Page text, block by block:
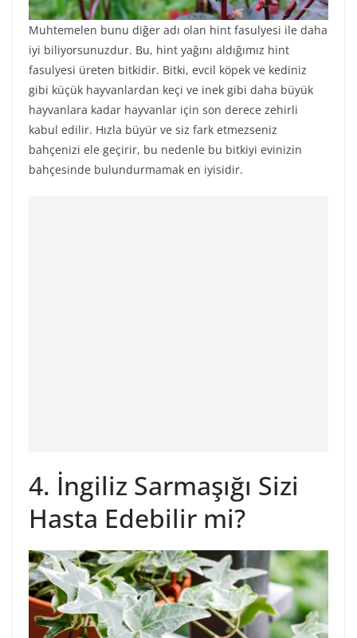
Muhtemelen bunu diğer adı olan hint fasulyesi ile daha
iyi biliyorsunuzdur. Bu, hint yağını aldığımız hint
fasulyesi üreten bitkidir. Bitki, evcil köpek ve kediniz
gibi küçük hayvanlardan keçi ve inek gibi daha büyük
hayvanlara kadar hayvanlar için son derece zehirli
kabul edilir. Hızla büyür ve siz fark etmezseniz
bahçenizi ele geçirir, bu nedenle bu bitkiyi evinizin
bahçesinde bulundurmamak en iyisidir.
4. İngiliz Sarmaşığı Sizi
Hasta Edebilir mi?